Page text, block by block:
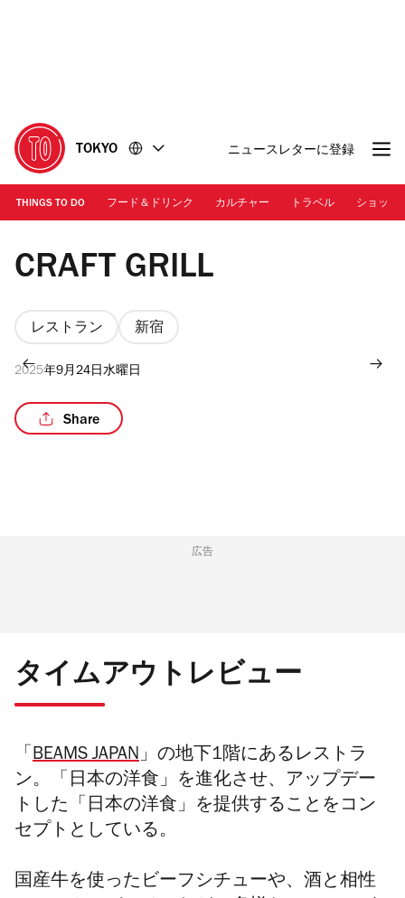
に
移
動
移
動
TOKYO ニュースレターに登録
THINGS TO DO フード＆ドリンク カルチャー トラベル ショッピ
CRAFT GRILL
レストラン 新宿
2025年9月24日水曜日
Share
広告
タイムアウトレビュー
「 BEAMS JAPAN」の地下1階にあるレストラ
ン。「日本の洋食」を進化させ、アップデー
トした「日本の洋食」を提供することをコン
セプトとしている。
国産牛を使ったビーフシチューや、酒と相性